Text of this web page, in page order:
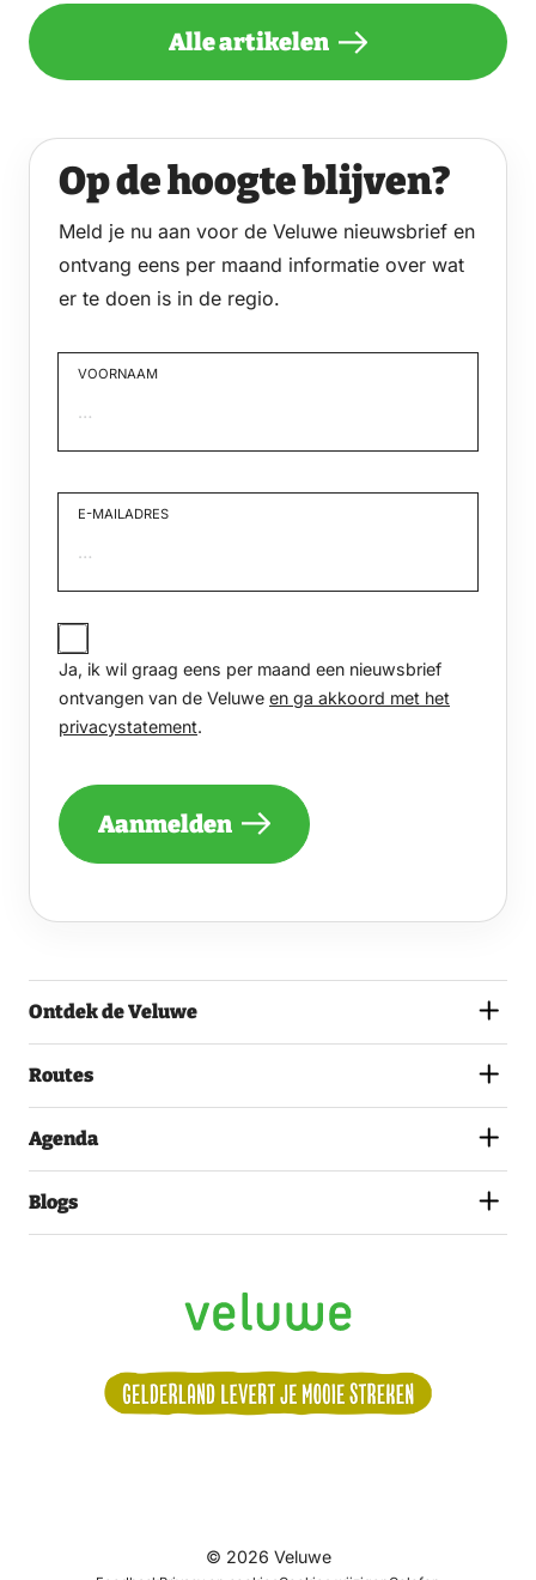
Alle artikelen
Op de hoogte blijven?
Meld je nu aan voor de Veluwe nieuwsbrief en
ontvang eens per maand informatie over wat
er te doen is in de regio.
VOORNAAM
E-MAILADRES
JA,
IK
WIL
GRAAG
PER
EEN
ONTVANGEN
EN
HET
Ja, ik wil graag eens per maand een nieuwsbrief
ontvangen van de Veluwe en ga akkoord met het
privacystatement.
Aanmelden
Ontdek de Veluwe
Routes
Agenda
Blogs
ons:
© 2026 Veluwe